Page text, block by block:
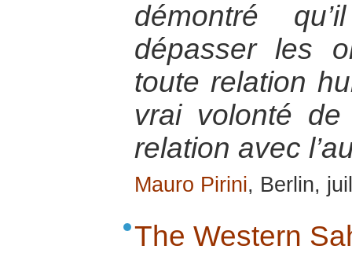
démontré
dépasser les
toute relation
vrai volonté
relation avec
Mauro Pirini, Berlin,
The Western